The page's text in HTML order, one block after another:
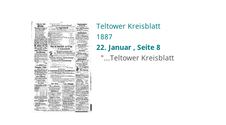
Teltower Kreisblatt
1887
22. Januar , Seite 8
"...Teltower Kreisblatt